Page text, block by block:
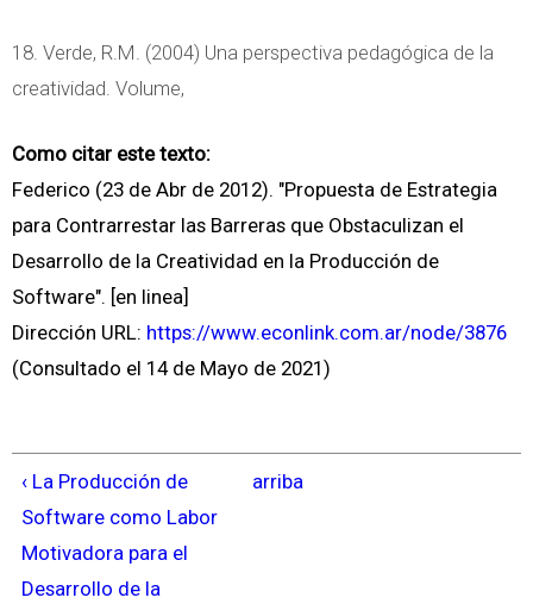
18. Verde, R.M. (2004) Una perspectiva pedagógica de la
creatividad. Volume,
Como citar este texto:
Federico (23 de Abr de 2012). "Propuesta de Estrategia
para Contrarrestar las Barreras que Obstaculizan el
Desarrollo de la Creatividad en la Producción de
Software". [en linea]
Dirección URL: https://www.econlink.com.ar/node/3876
(Consultado el 14 de Mayo de 2021)
‹ La Producción de
Software como Labor
Motivadora para el
Desarrollo de la
arriba